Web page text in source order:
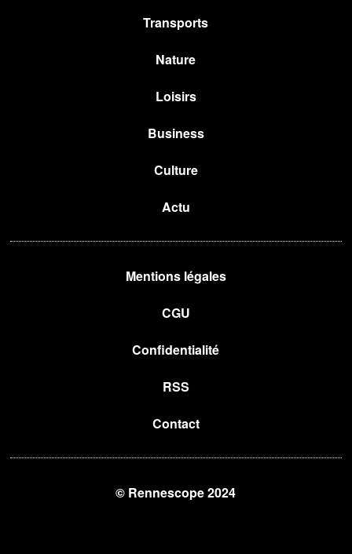
Transports
Nature
Loisirs
Business
Culture
Actu
Mentions légales
CGU
Confidentialité
RSS
Contact
© Rennescope 2024